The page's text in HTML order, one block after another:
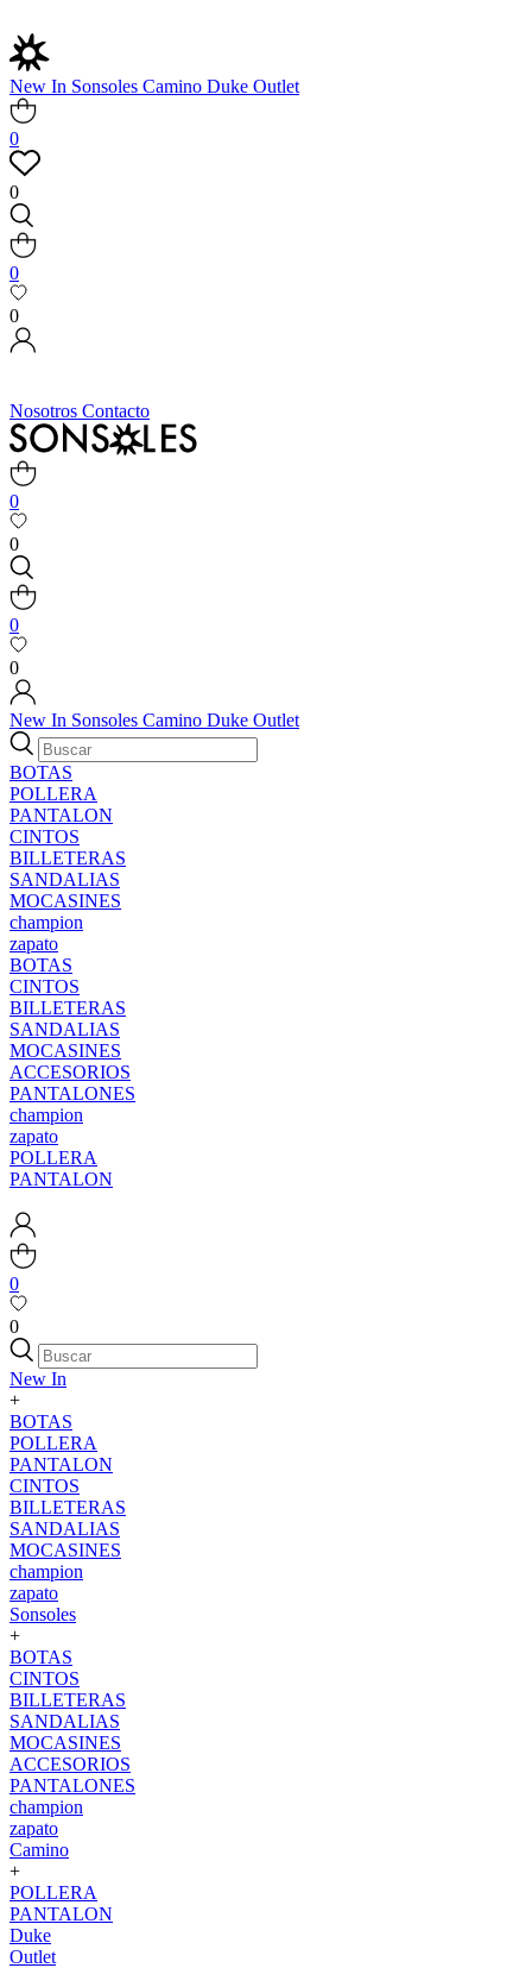
New In Sonsoles Camino Duke Outlet
0
0
0
0
Nosotros Contacto
0
0
0
0
New In Sonsoles Camino Duke Outlet
BOTAS
POLLERA
PANTALON
CINTOS
BILLETERAS
SANDALIAS
MOCASINES
champion
zapato
BOTAS
CINTOS
BILLETERAS
SANDALIAS
MOCASINES
ACCESORIOS
PANTALONES
champion
zapato
POLLERA
PANTALON
0
0
New In
+
BOTAS
POLLERA
PANTALON
CINTOS
BILLETERAS
SANDALIAS
MOCASINES
champion
zapato
Sonsoles
+
BOTAS
CINTOS
BILLETERAS
SANDALIAS
MOCASINES
ACCESORIOS
PANTALONES
champion
zapato
Camino
+
POLLERA
PANTALON
Duke
Outlet